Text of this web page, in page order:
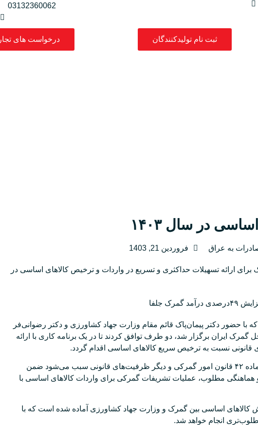
03132360062
ثبت نام تولیدکنندگان درخواست های تجار
در سال ۱۴۰۳
به عراق فروردین 21, 1403
ارائه تسهیلات حداکثری و تسریع در واردات و ترخیص کالاهای اساسی در
با حضور دکتر پیمان‌پاک قائم مقام وزارت جهاد کشاورزی و دکتر رضوانی‌فر
ایران برگزار شد، دو طرف توافق کردند تا در یک برنامه کاری با ارائه
قانونی نسبت به ترخیص سریع کالاهای اساسی اقدام گردد.
بر اساس این گزارش، استفاده از ظرفیت قانونی ماده ۴۲ قانون امور گمرکی و دیگر ظرفیت‌های قانونی سبب می‌شود ضمن
مطلوب، عملیات تشریفات گمرکی برای واردات کالاهای اساسی با
کالاهای اساسی بین گمرک و وزارت جهاد کشاورزی آماده شده است که با
انجام خواهد شد.